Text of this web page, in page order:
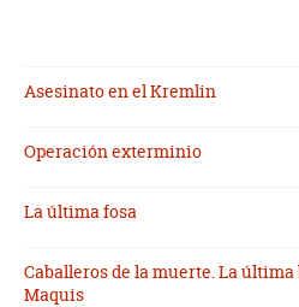
Asesinato en el Kremlin
Operación exterminio
La última fosa
Caballeros de la muerte. La
Maquis